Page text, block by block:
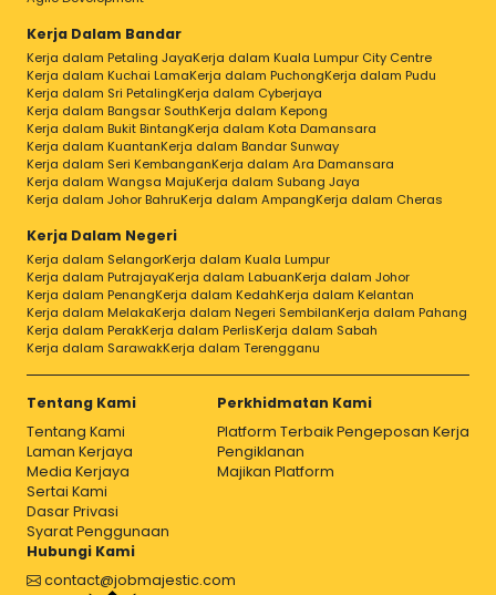
Kerja Dalam Bandar
Kerja dalam Petaling JayaKerja dalam Kuala Lumpur City Centre
Kerja dalam Kuchai LamaKerja dalam PuchongKerja dalam Pudu
Kerja dalam Sri PetalingKerja dalam Cyberjaya
Kerja dalam Bangsar SouthKerja dalam Kepong
Kerja dalam Bukit BintangKerja dalam Kota Damansara
Kerja dalam KuantanKerja dalam Bandar Sunway
Kerja dalam Seri KembanganKerja dalam Ara Damansara
Kerja dalam Wangsa MajuKerja dalam Subang Jaya
Kerja dalam Johor BahruKerja dalam AmpangKerja dalam Cheras
Kerja Dalam Negeri
Kerja dalam SelangorKerja dalam Kuala Lumpur
Kerja dalam PutrajayaKerja dalam LabuanKerja dalam Johor
Kerja dalam PenangKerja dalam KedahKerja dalam Kelantan
Kerja dalam MelakaKerja dalam Negeri SembilanKerja dalam Pahang
Kerja dalam PerakKerja dalam PerlisKerja dalam Sabah
Kerja dalam SarawakKerja dalam Terengganu
Tentang Kami
Tentang Kami
Laman Kerjaya
Media Kerjaya
Sertai Kami
Dasar Privasi
Syarat Penggunaan
Perkhidmatan Kami
Platform Terbaik Pengeposan Kerja
Pengiklanan
Majikan Platform
Hubungi Kami
contact@jobmajestic.com